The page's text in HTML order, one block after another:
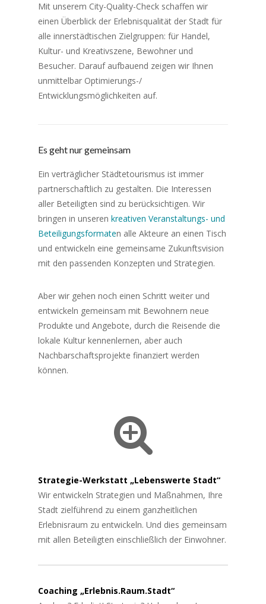
Mit unserem City-Quality-Check schaffen wir
einen Überblick der Erlebnisqualität der Stadt für
alle innerstädtischen Zielgruppen: für Handel,
Kultur- und Kreativszene, Bewohner und
Besucher. Darauf aufbauend zeigen wir Ihnen
unmittelbar Optimierungs-/
Entwicklungsmöglichkeiten auf.
Es geht nur gemeinsam
Ein verträglicher Städtetourismus ist immer
partnerschaftlich zu gestalten. Die Interessen
aller Beteiligten sind zu berücksichtigen. Wir
bringen in unseren kreativen Veranstaltungs- und
Beteiligungsformaten alle Akteure an einen Tisch
und entwickeln eine gemeinsame Zukunftsvision
mit den passenden Konzepten und Strategien.
Aber wir gehen noch einen Schritt weiter und
entwickeln gemeinsam mit Bewohnern neue
Produkte und Angebote, durch die Reisende die
lokale Kultur kennenlernen, aber auch
Nachbarschaftsprojekte finanziert werden
können.
Strategie-Werkstatt „Lebenswerte Stadt“
Wir entwickeln Strategien und Maßnahmen, Ihre
Stadt zielführend zu einem ganzheitlichen
Erlebnisraum zu entwickeln. Und dies gemeinsam
mit allen Beteiligten einschließlich der Einwohner.
Coaching „Erlebnis.Raum.Stadt“